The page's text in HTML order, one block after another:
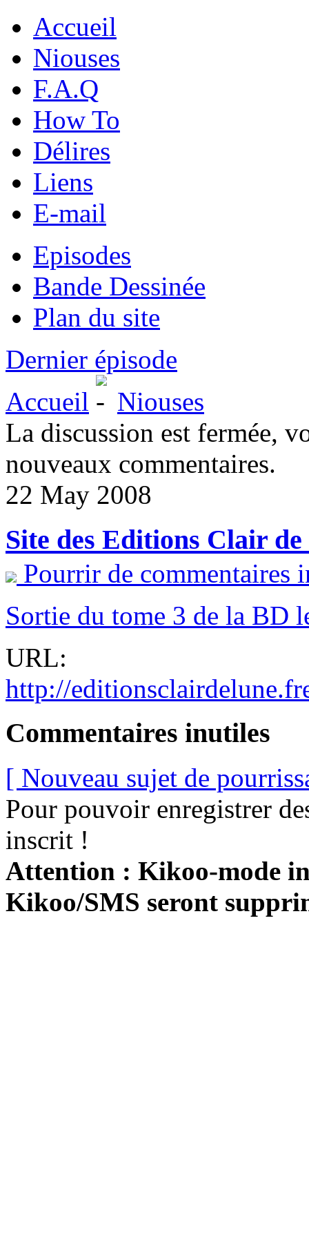
Accueil
Niouses
F.A.Q
How To
Délires
Liens
E-mail
Episodes
Bande Dessinée
Plan du site
Dernier épisode
Accueil
Niouses
La discussion est fermée,
nouveaux commentaires.
22 May 2008
Site des Editions Clair
Pourrir de commentaires
Sortie du tome 3 de la BD
URL:
http://
Commentaires inutiles
[ Nouveau sujet de
Pour pouvoir enregistrer
inscrit !
Attention : Kikoo-mode
Kikoo/SMS seront